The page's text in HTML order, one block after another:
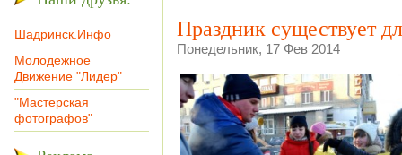
Шадринск.Инфо
Молодежное
Движение "Лидер"
"Мастерская
фотографов"
Праздник существует
Понедельник, 17 Фев 2014